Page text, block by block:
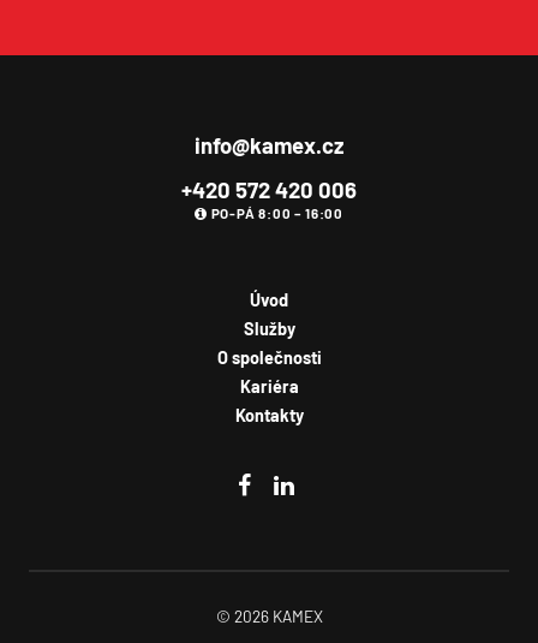
info@kamex.cz
+420 572 420 006
PO-PÁ 8:00 – 16:00
Úvod
Služby
O společnosti
Kariéra
Kontakty
© 2026 KAMEX